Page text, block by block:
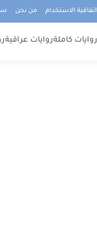
اتفاقية الاستخدام من نحن
روايات كاملةروايات عراقية